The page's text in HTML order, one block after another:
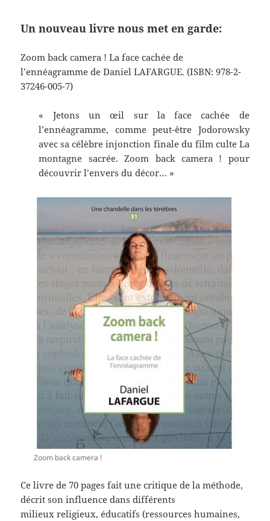
Un nouveau livre nous met en garde:
Zoom back camera ! La face cachée de
l’ennéagramme de Daniel LAFARGUE. (ISBN: 978-2-
37246-005-7)
« Jetons un œil sur la face cachée de
l’ennéagramme, comme peut-être Jodorowsky
avec sa célèbre injonction finale du film culte La
montagne sacrée. Zoom back camera ! pour
découvrir l’envers du décor… »
Zoom back camera !
Ce livre de 70 pages fait une critique de la méthode,
décrit son influence dans différents
milieux religieux, éducatifs (ressources humaines,